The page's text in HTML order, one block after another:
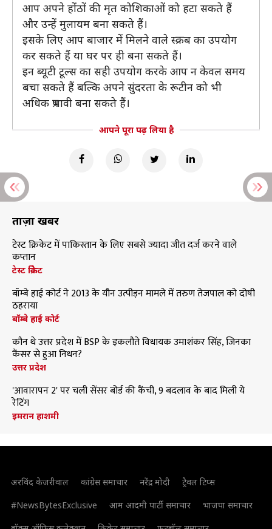
आप अपने होंठों की मृत कोशिकाओं को हटा सकते हैं
और उन्हें मुलायम बना सकते हैं।
इसके लिए आप बाजार में मिलने वाले स्क्रब का उपयोग
कर सकते हैं या घर पर ही बना सकते हैं।
इन ब्यूटी टूल्स का सही उपयोग करके आप न केवल समय
बचा सकते हैं बल्कि अपने सुंदरता के रूटीन को भी
अधिक प्रभावी बना सकते हैं।
आपने पूरा पढ़ लिया है
ताज़ा खबरें
टेस्ट क्रिकेट में पाकिस्तान के लिए सबसे ज्यादा जीत दर्ज करने वाले
कप्तान
टेस्ट क्रिकेट
बॉम्बे हाई कोर्ट ने 2013 के यौन उत्पीड़न मामले में तरुण तेजपाल को दोषी
ठहराया
बॉम्बे हाई कोर्ट
कौन थे उत्तर प्रदेश में BSP के इकलौते विधायक उमाशंकर सिंह, जिनका
कैंसर से हुआ निधन?
उत्तर प्रदेश
'आवारापन 2' पर चली सेंसर बोर्ड की कैंची, 9 बदलाव के बाद मिली ये
रेटिंग
इमरान हाशमी
अरविंद केजरीवाल कांग्रेस समाचार नरेंद्र मोदी
ट्रैवल टिप्स
#NewsBytesExclusive
आम आदमी पार्टी समाचार
भाजपा समाचार